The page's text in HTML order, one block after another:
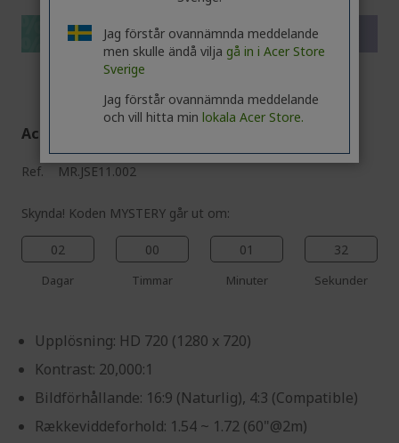
Få extra rabatt med koden
Acer Projektor | H5386BDi | Vit
Ref. MR.JSE11.002
Skynda! Koden MYSTERY går ut om:
02
Dagar
00
Timmar
01
Minuter
31
Sekunder
Upplösning: HD 720 (1280 x 720)
Kontrast: 20,000:1
Bildförhållande: 16:9 (Naturlig), 4:3 (Compatible)
Rækkeviddeforhold: 1.54 ~ 1.72 (60"@2m)
Jag förstår ovannämnda meddelande
men skulle ändå vilja gå in i Acer Store
Sverige
Jag förstår ovannämnda meddelande
och vill hitta min lokala Acer Store.